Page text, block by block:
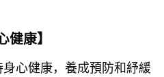
康】
心健康，養成預防和紓緩